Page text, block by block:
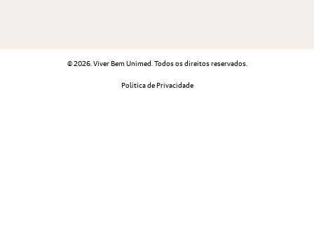
© 2026. Viver Bem Unimed. Todos os direitos reservados.
Política de Privacidade